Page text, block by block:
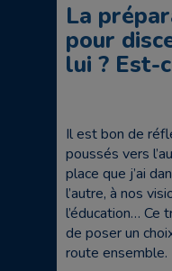
La
pour
lui ? Est-
Il est bon de
poussés vers
place que j’ai
l’autre, à nos
l’éducation… Ce
de poser un
route ensemble.